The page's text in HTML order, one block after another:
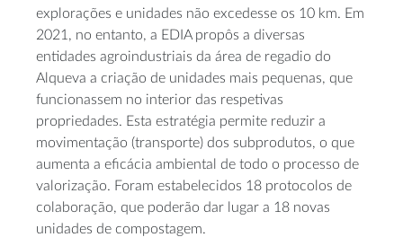
explorações e unidades não excedesse os 10 km. Em
2021, no entanto, a EDIA propôs a diversas
entidades agroindustriais da área de regadio do
Alqueva a criação de unidades mais pequenas, que
funcionassem no interior das respetivas
propriedades. Esta estratégia permite reduzir a
movimentação (transporte) dos subprodutos, o que
aumenta a eficácia ambiental de todo o processo de
valorização. Foram estabelecidos 18 protocolos de
colaboração, que poderão dar lugar a 18 novas
unidades de compostagem.